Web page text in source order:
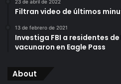
23 de abril de 2022
Filtran video de últimos
13 de febrero de 2021
Investiga FBI a residentes
vacunaron en Eagle Pass
About